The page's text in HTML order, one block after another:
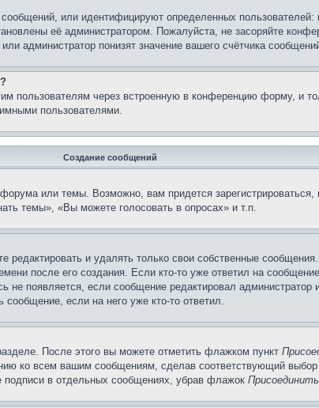
или идентифицируют определенных
её администратором. Пожалуйста, не засоряйте
администратор понизят значение вашего счётчика
пользователям через встроенную в конференцию форму, и
пользователями.
Создание сообщений
или темы. Возможно, вам придется
темы», «Вы можете голосовать в опросах» и т.п.
и удалять только свои собственные
после его создания. Если кто-то уже ответил на
не появляется, если сообщение редактировал
если на него уже кто-то ответил.
После этого вы можете отметить флажком пункт
ко всем вашим сообщениям, сделав соответствующий
подписи в отдельных сообщениях, убрав флажок